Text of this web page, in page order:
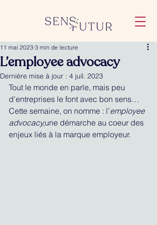
L’employee advocacy
11 mai 2023 3 min de lecture
Dernière mise à jour : 4 juil. 2023
Tout le monde en parle, mais peu
d’entreprises le font avec bon sens…
Cette semaine, on nomme : l’employee
advocacy,une démarche au coeur des
enjeux liés à la marque employeur.